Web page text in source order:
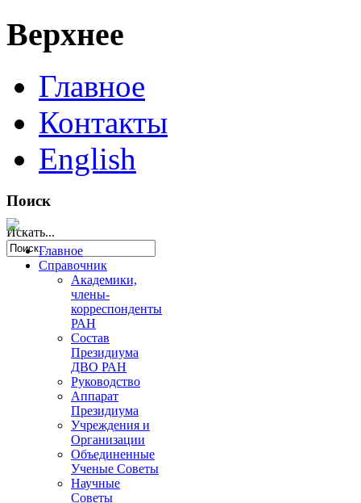
Верхнее
Главное
Контакты
English
Поиск
Искать...
Главное
Справочник
Академики,
члены-
корреспонденты
РАН
Состав
Президиума
ДВО РАН
Руководство
Аппарат
Президиума
Учреждения и
Организации
Объединенные
Ученые Советы
Научные
Советы